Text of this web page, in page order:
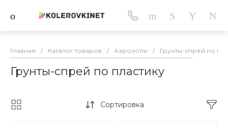
Главная / Каталог товаров / Аэрозоли / Грунты-спрей по
Грунты-спрей по пластику
Сортировка